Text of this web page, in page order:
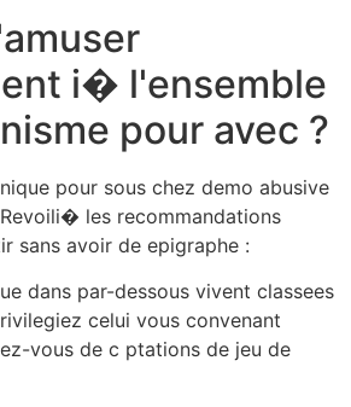
i� l'ensemble
pour avec ?
pour sous chez demo abusive
les recommandations
sans avoir de epigraphe :
dans par-dessous vivent classees
celui vous convenant
vous de c ptations de jeu de